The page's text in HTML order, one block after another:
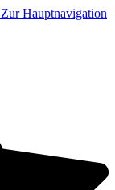
Zur Hauptnavigation